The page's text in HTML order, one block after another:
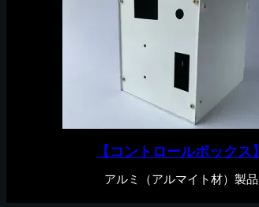
【コントロールボックス】
アルミ（アルマイト材）製品